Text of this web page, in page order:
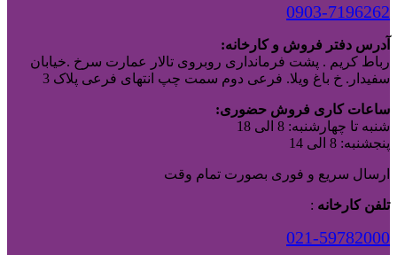
0903-7196262
آدرس دفتر فروش و کارخانه:
رباط کریم . پشت فرمانداری روبروی تالار عمارت سرخ .خیابان
سفیدار. خ باغ ویلا. فرعی دوم سمت چپ انتهای فرعی پلاک 3
ساعات کاری فروش حضوری:
شنبه تا چهارشنبه: 8 الی 18
پنجشنبه: 8 الی 14
ارسال سریع و فوری بصورت تمام وقت
تلفن کارخانه :
021-59782000